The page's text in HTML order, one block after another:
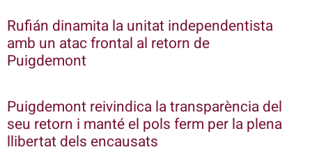
Rufián dinamita la unitat independentista
amb un atac frontal al retorn de
Puigdemont
Puigdemont reivindica la transparència del
seu retorn i manté el pols ferm per la plena
llibertat dels encausats